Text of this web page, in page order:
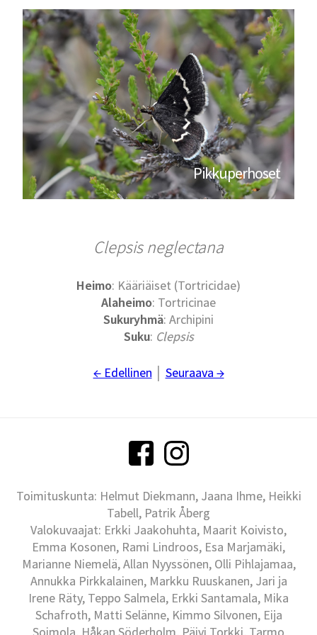
Pikkuperhoset
Clepsis neglectana
Heimo: Kääriäiset (Tortricidae)
Alaheimo: Tortricinae
Sukuryhmä: Archipini
Suku: Clepsis
← Edellinen Seuraava →
Toimituskunta: Helmut Diekmann, Jaana Ihme, Heikki
Tabell, Patrik Åberg
Valokuvaajat: Erkki Jaakohuhta, Maarit Koivisto,
Emma Kosonen, Rami Lindroos, Esa Marjamäki,
Marianne Niemelä, Allan Nyyssönen, Olli Pihlajamaa,
Annukka Pirkkalainen, Markku Ruuskanen, Jari ja
Irene Räty, Teppo Salmela, Erkki Santamala, Mika
Schafroth, Matti Selänne, Kimmo Silvonen, Eija